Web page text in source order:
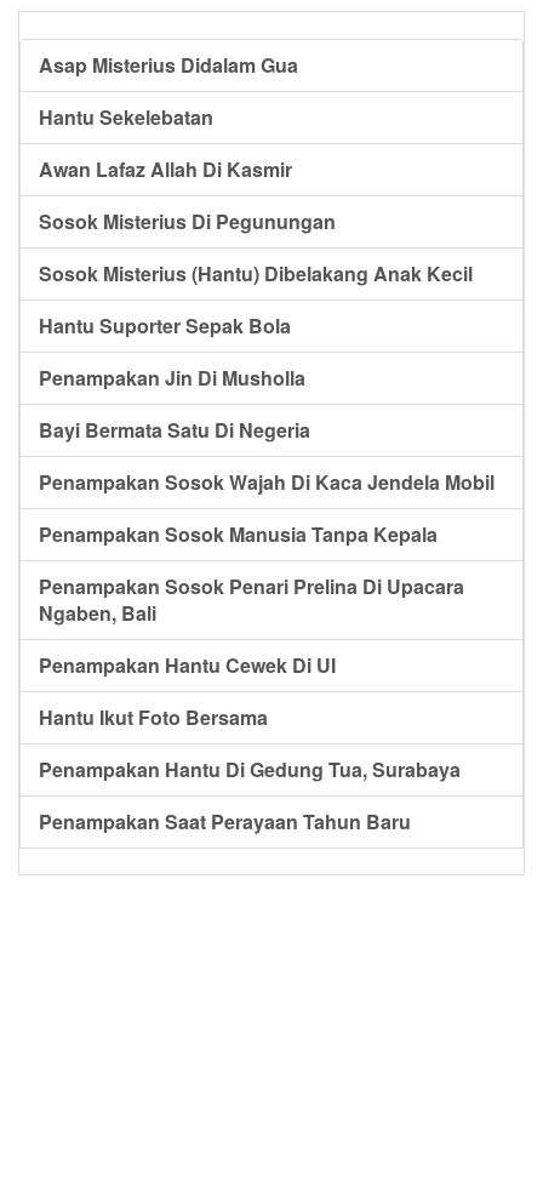
Asap Misterius Didalam Gua
Hantu Sekelebatan
Awan Lafaz Allah Di Kasmir
Sosok Misterius Di Pegunungan
Sosok Misterius (Hantu) Dibelakang Anak Kecil
Hantu Suporter Sepak Bola
Penampakan Jin Di Musholla
Bayi Bermata Satu Di Negeria
Penampakan Sosok Wajah Di Kaca Jendela Mobil
Penampakan Sosok Manusia Tanpa Kepala
Penampakan Sosok Penari Prelina Di Upacara
Ngaben, Bali
Penampakan Hantu Cewek Di UI
Hantu Ikut Foto Bersama
Penampakan Hantu Di Gedung Tua, Surabaya
Penampakan Saat Perayaan Tahun Baru